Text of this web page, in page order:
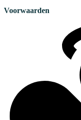
Voorwaarden